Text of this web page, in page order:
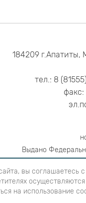
184209 г.Апатиты,
тел.: 8
Выдано
Продолжая использование сайта,
данных о посетителях
вы соглашаетесь с
на использование